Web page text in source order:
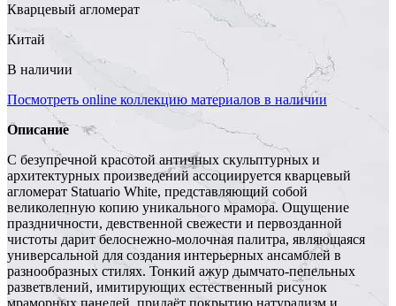
Кварцевый агломерат
Китай
В наличии
Посмотреть online коллекцию материалов в наличии
Описание
С безупречной красотой античных скульптурных и
архитектурных произведений ассоциируется кварцевый
агломерат Statuario White, представляющий собой
великолепную копию уникального мрамора. Ощущение
праздничности, девственной свежести и первозданной
чистоты дарит белоснежно-молочная палитра, являющаяся
универсальной для создания интерьерных ансамблей в
разнообразных стилях. Тонкий ажур дымчато-пепельных
разветвлений, имитирующих естественный рисунок
мраморных панелей, придаёт покрытию натурализм и